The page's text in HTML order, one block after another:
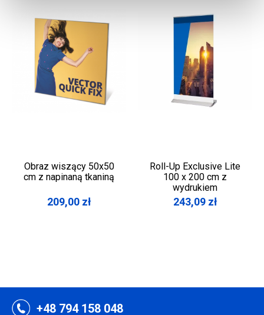
Obraz wiszący 50x50
cm z napinaną tkaniną
209,00 zł
Roll-Up Exclusive Lite
100 x 200 cm z
wydrukiem
243,09 zł
+48 794 158 048